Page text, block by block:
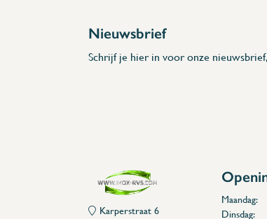
Nieuwsbrief
Schrijf je hier in voor onze
Karperstraat 6
Maandag:
Dinsdag: